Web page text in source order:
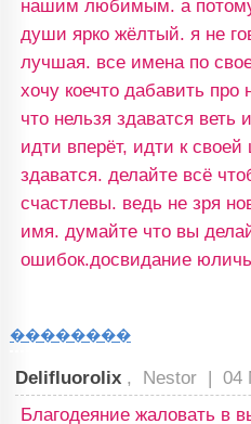
нашим любимым. а
души ярко жёлтый. я не
лучшая. все имена по
хочу коечто дабавить
что нельзя здаватся
идти вперёт, идти к своей
здаватся. делайте всё
счастлевы. ведь не зря
имя. думайте что вы
ошибок.досвидание
��������
Delifluorolix , Nestor | 04
Благодеяние жаловать в